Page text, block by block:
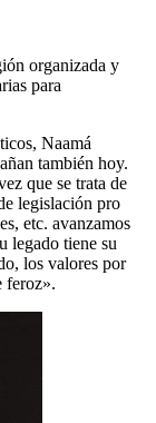
organizada y
para
Naamá
también hoy.
que se trata de
legislación pro
etc. avanzamos
legado tiene su
los valores por
feroz».